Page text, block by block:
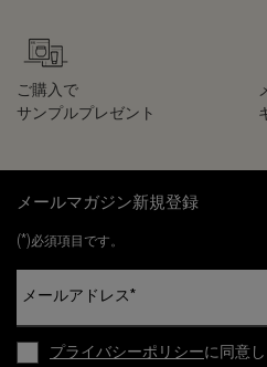
ご購入で
サンプルプレゼント
メールマガジン新規登録
(*)必須項目です。
メールアドレス *
プライバシーポリシーに同意